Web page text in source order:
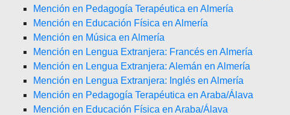
Mención en Pedagogía Terapéutica en Almería
Mención en Educación Física en Almería
Mención en Música en Almería
Mención en Lengua Extranjera: Francés en Almería
Mención en Lengua Extranjera: Alemán en Almería
Mención en Lengua Extranjera: Inglés en Almería
Mención en Pedagogía Terapéutica en Araba/Álava
Mención en Educación Física en Araba/Álava